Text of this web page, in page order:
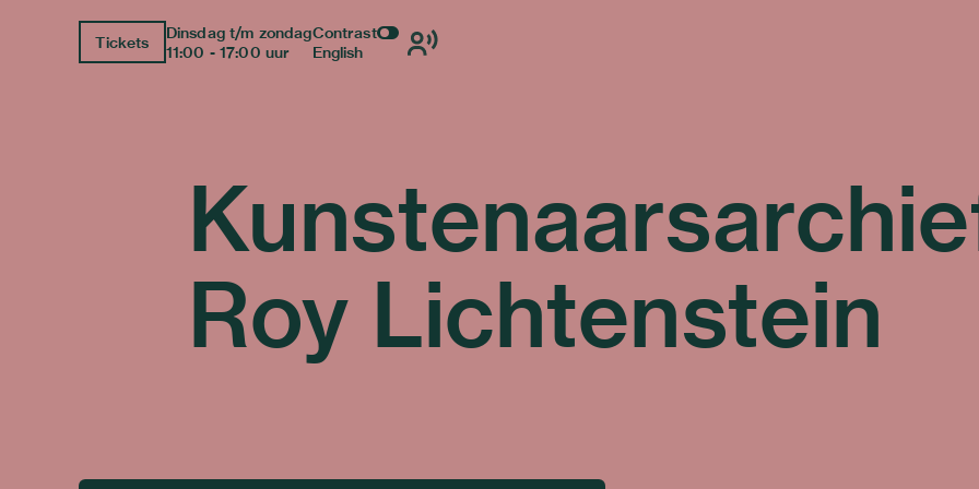
Tickets
Dinsdag t/m zondag
11:00 - 17:00 uur
Contrast
English
Roy Lichtenstein